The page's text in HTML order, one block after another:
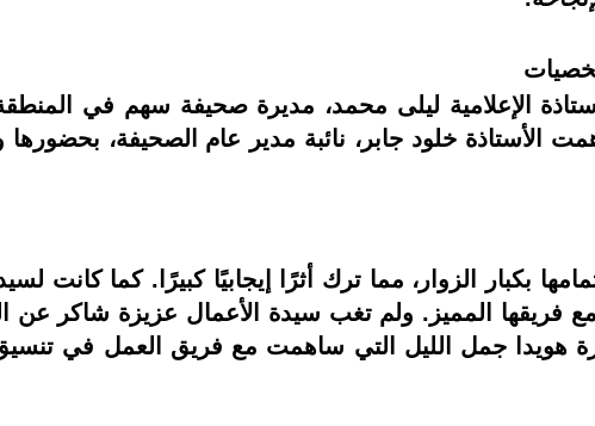
الإعلامية ليلى محمد، مديرة صحيفة سهم في المنطقة
خلود جابر، نائبة مدير عام الصحيفة، بحضورها
بكبار الزوار، مما ترك أثرًا إيجابيًا كبيرًا. كما كانت
مع فريقها المميز. ولم تغب سيدة الأعمال عزيزة شاكر
هويدا جمل الليل التي ساهمت مع فريق العمل في